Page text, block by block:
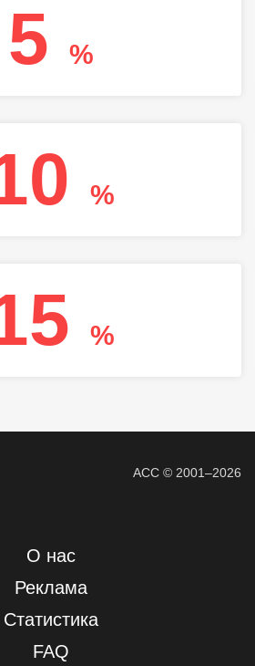
5 %
%
%
АСС © 2001–2026
О нас
Реклама
Статистика
FAQ